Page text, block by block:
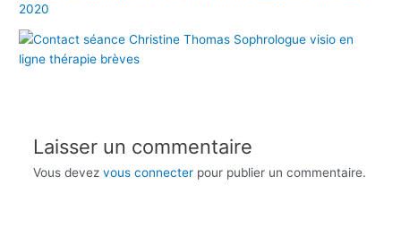
2020
Laisser un commentaire
Vous devez vous connecterpour publier un commentaire.